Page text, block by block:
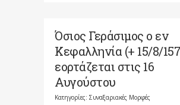
Όσιος Γεράσιμος ο εν
Κεφαλληνία (+ 15/8/
εορτάζεται στις 16
Αυγούστου
Κατηγορίες: Συναξαριακές Μορφές